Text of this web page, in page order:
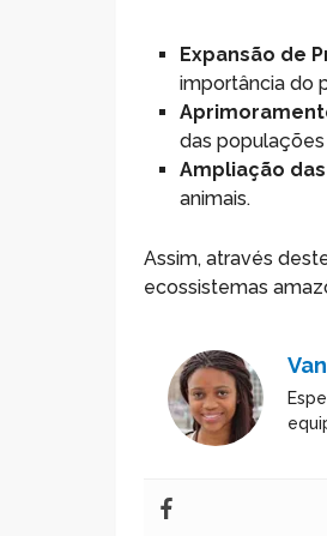
Expansão de
importância do
das
Ampliação
animais.
Assim, através
ecossistemas